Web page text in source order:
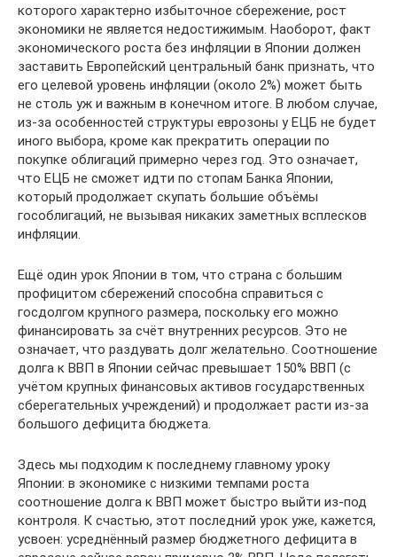
которого характерно избыточное сбережение, рост
экономики не является недостижимым. Наоборот, факт
экономического роста без инфляции в Японии должен
заставить Европейский центральный банк признать, что
его целевой уровень инфляции (около 2%) может быть
не столь уж и важным в конечном итоге. В любом случае,
из-за особенностей структуры еврозоны у ЕЦБ не будет
иного выбора, кроме как прекратить операции по
покупке облигаций примерно через год. Это означает,
что ЕЦБ не сможет идти по стопам Банка Японии,
который продолжает скупать большие объёмы
гособлигаций, не вызывая никаких заметных всплесков
инфляции.
Ещё один урок Японии в том, что страна с большим
профицитом сбережений способна справиться с
госдолгом крупного размера, поскольку его можно
финансировать за счёт внутренних ресурсов. Это не
означает, что раздувать долг желательно. Соотношение
долга к ВВП в Японии сейчас превышает 150% ВВП (с
учётом крупных финансовых активов государственных
сберегательных учреждений) и продолжает расти из-за
большого дефицита бюджета.
Здесь мы подходим к последнему главному уроку
Японии: в экономике с низкими темпами роста
соотношение долга к ВВП может быстро выйти из-под
контроля. К счастью, этот последний урок уже, кажется,
усвоен: усреднённый размер бюджетного дефицита в